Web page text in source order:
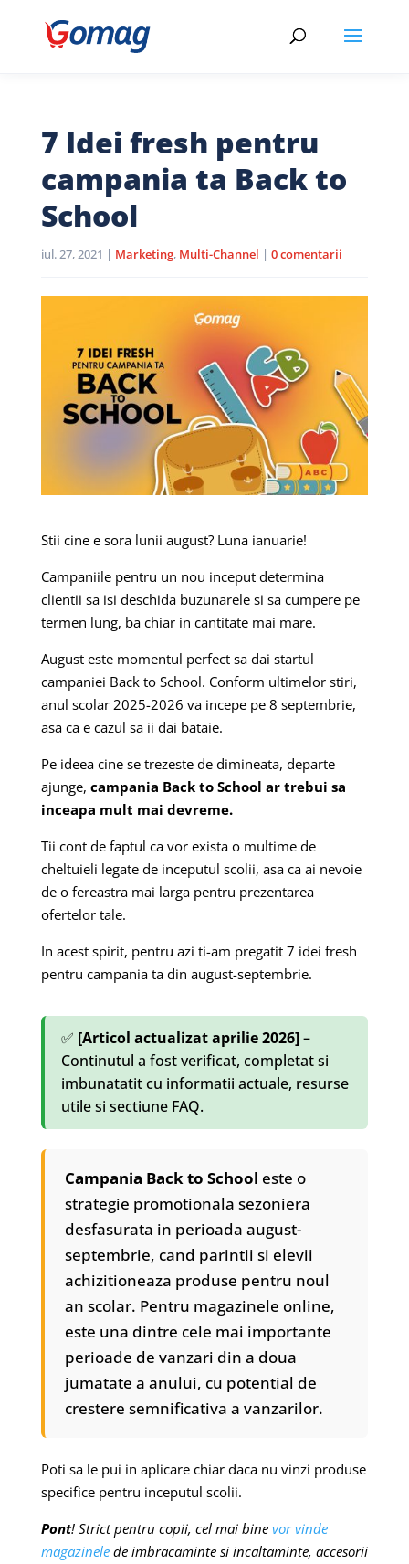
7 Idei fresh pentru
campania ta Back to
School
iul. 27, 2021 | Marketing, Multi-Channel | 0 comentarii
Stii cine e sora lunii august? Luna ianuarie!
Campaniile pentru un nou inceput determina
clientii sa isi deschida buzunarele si sa cumpere pe
termen lung, ba chiar in cantitate mai mare.
August este momentul perfect sa dai startul
campaniei Back to School. Conform ultimelor stiri,
anul scolar 2025-2026 va incepe pe 8 septembrie,
asa ca e cazul sa ii dai bataie.
Pe ideea cine se trezeste de dimineata, departe
ajunge, campania Back to School ar trebui sa
inceapa mult mai devreme.
Tii cont de faptul ca vor exista o multime de
cheltuieli legate de inceputul scolii, asa ca ai nevoie
de o fereastra mai larga pentru prezentarea
ofertelor tale.
In acest spirit, pentru azi ti-am pregatit 7 idei fresh
pentru campania ta din august-septembrie.
✅ [Articol actualizat aprilie 2026]–
Continutul a fost verificat, completat si
imbunatatit cu informatii actuale, resurse
utile si sectiune FAQ.
Campania Back to School este o
strategie promotionala sezoniera
desfasurata in perioada august-
septembrie, cand parintii si elevii
achizitioneaza produse pentru noul
an scolar. Pentru magazinele online,
este una dintre cele mai importante
perioade de vanzari din a doua
jumatate a anului, cu potential de
crestere semnificativa a vanzarilor.
Poti sa le pui in aplicare chiar daca nu vinzi produse
specifice pentru inceputul scolii.
Pont! Strict pentru copii, cel mai bine vor vinde
magazinelede imbracaminte si incaltaminte, accesorii